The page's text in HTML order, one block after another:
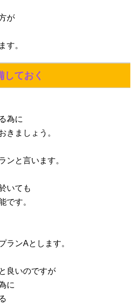
が
す。
ておく
為に
きましょう。
ンと言います。
いても
です。
ランAとします。
良いのですが
に